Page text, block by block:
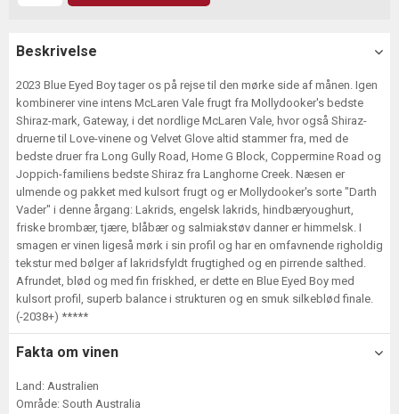
Beskrivelse
2023 Blue Eyed Boy tager os på rejse til den mørke side af månen. Igen
kombinerer vine intens McLaren Vale frugt fra Mollydooker's bedste
Shiraz-mark, Gateway, i det nordlige McLaren Vale, hvor også Shiraz-
druerne til Love-vinene og Velvet Glove altid stammer fra, med de
bedste druer fra Long Gully Road, Home G Block, Coppermine Road og
Joppich-familiens bedste Shiraz fra Langhorne Creek. Næsen er
ulmende og pakket med kulsort frugt og er Mollydooker's sorte "Darth
Vader" i denne årgang: Lakrids, engelsk lakrids, hindbæryoughurt,
friske brombær, tjære, blåbær og salmiakstøv danner er himmelsk. I
smagen er vinen ligeså mørk i sin profil og har en omfavnende righoldig
tekstur med bølger af lakridsfyldt frugtighed og en pirrende salthed.
Afrundet, blød og med fin friskhed, er dette en Blue Eyed Boy med
kulsort profil, superb balance i strukturen og en smuk silkeblød finale.
(-2038+) *****
Fakta om vinen
Land: Australien
Område: South Australia